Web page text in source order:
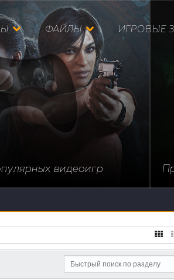
ФАЙЛЫ ИГРОВЫЕ
видеоигр